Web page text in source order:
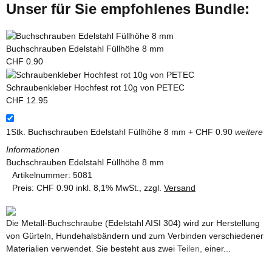
Unser für Sie empfohlenes Bundle:
Buchschrauben Edelstahl Füllhöhe 8 mm
CHF 0.90
Schraubenkleber Hochfest rot 10g von PETEC
CHF 12.95
1Stk. Buchschrauben Edelstahl Füllhöhe 8 mm + CHF 0.90 weitere
Informationen
Buchschrauben Edelstahl Füllhöhe 8 mm
Artikelnummer: 5081
Preis: CHF 0.90 inkl. 8,1% MwSt., zzgl. Versand
Die Metall-Buchschraube (Edelstahl AISI 304) wird zur Herstellung
von Gürteln, Hundehalsbändern und zum Verbinden verschiedener
Materialien verwendet. Sie besteht aus zwei Teilen, einer...